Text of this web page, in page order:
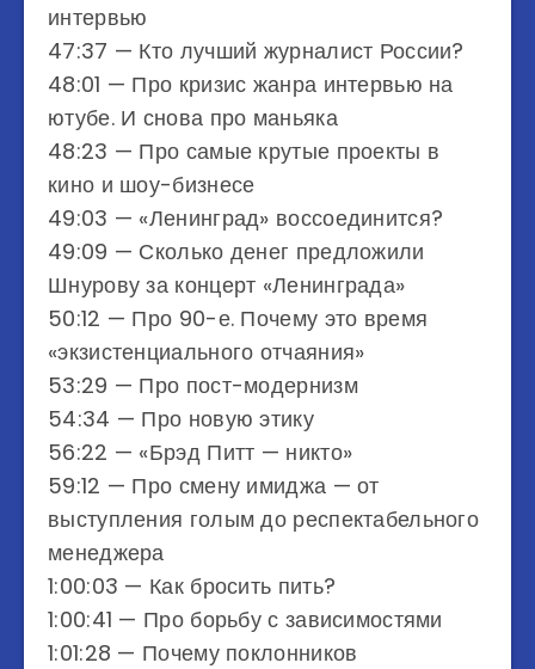
интервью
47:37​ — Кто лучший журналист России?
48:01​ — Про кризис жанра интервью на
ютубе. И снова про маньяка
48:23​ — Про самые крутые проекты в
кино и шоу-бизнесе
49:03​ — «Ленинград» воссоединится?
49:09​ — Сколько денег предложили
Шнурову за концерт «Ленинграда»
50:12​ — Про 90-е. Почему это время
«экзистенциального отчаяния»
53:29​ — Про пост-модернизм
54:34​ — Про новую этику
56:22​ — «Брэд Питт — никто»
59:12​ — Про смену имиджа — от
выступления голым до респектабельного
менеджера
1:00:03​ — Как бросить пить?
1:00:41​ — Про борьбу с зависимостями
1:01:28​ — Почему поклонников